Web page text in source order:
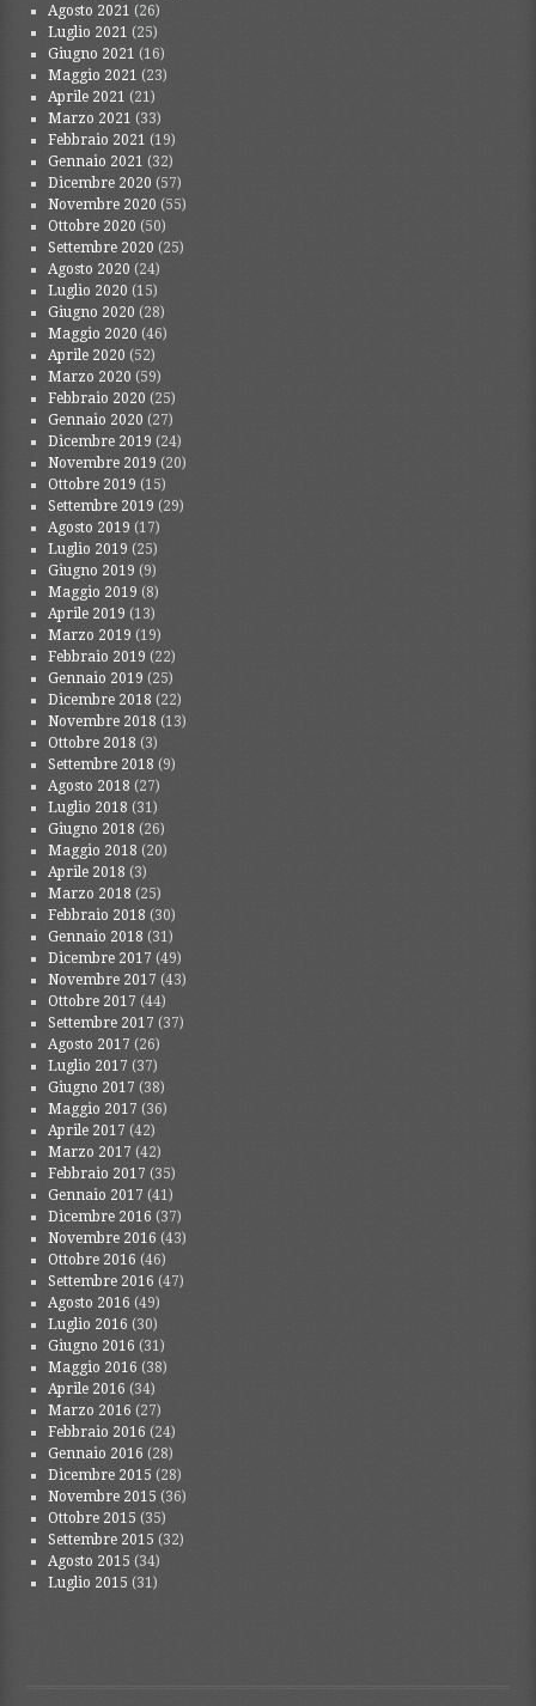
Agosto 2021 (26)
Luglio 2021 (25)
Giugno 2021 (16)
Maggio 2021 (23)
Aprile 2021 (21)
Marzo 2021 (33)
Febbraio 2021 (19)
Gennaio 2021 (32)
Dicembre 2020 (57)
Novembre 2020 (55)
Ottobre 2020 (50)
Settembre 2020 (25)
Agosto 2020 (24)
Luglio 2020 (15)
Giugno 2020 (28)
Maggio 2020 (46)
Aprile 2020 (52)
Marzo 2020 (59)
Febbraio 2020 (25)
Gennaio 2020 (27)
Dicembre 2019 (24)
Novembre 2019 (20)
Ottobre 2019 (15)
Settembre 2019 (29)
Agosto 2019 (17)
Luglio 2019 (25)
Giugno 2019 (9)
Maggio 2019 (8)
Aprile 2019 (13)
Marzo 2019 (19)
Febbraio 2019 (22)
Gennaio 2019 (25)
Dicembre 2018 (22)
Novembre 2018 (13)
Ottobre 2018 (3)
Settembre 2018 (9)
Agosto 2018 (27)
Luglio 2018 (31)
Giugno 2018 (26)
Maggio 2018 (20)
Aprile 2018 (3)
Marzo 2018 (25)
Febbraio 2018 (30)
Gennaio 2018 (31)
Dicembre 2017 (49)
Novembre 2017 (43)
Ottobre 2017 (44)
Settembre 2017 (37)
Agosto 2017 (26)
Luglio 2017 (37)
Giugno 2017 (38)
Maggio 2017 (36)
Aprile 2017 (42)
Marzo 2017 (42)
Febbraio 2017 (35)
Gennaio 2017 (41)
Dicembre 2016 (37)
Novembre 2016 (43)
Ottobre 2016 (46)
Settembre 2016 (47)
Agosto 2016 (49)
Luglio 2016 (30)
Giugno 2016 (31)
Maggio 2016 (38)
Aprile 2016 (34)
Marzo 2016 (27)
Febbraio 2016 (24)
Gennaio 2016 (28)
Dicembre 2015 (28)
Novembre 2015 (36)
Ottobre 2015 (35)
Settembre 2015 (32)
Agosto 2015 (34)
Luglio 2015 (31)